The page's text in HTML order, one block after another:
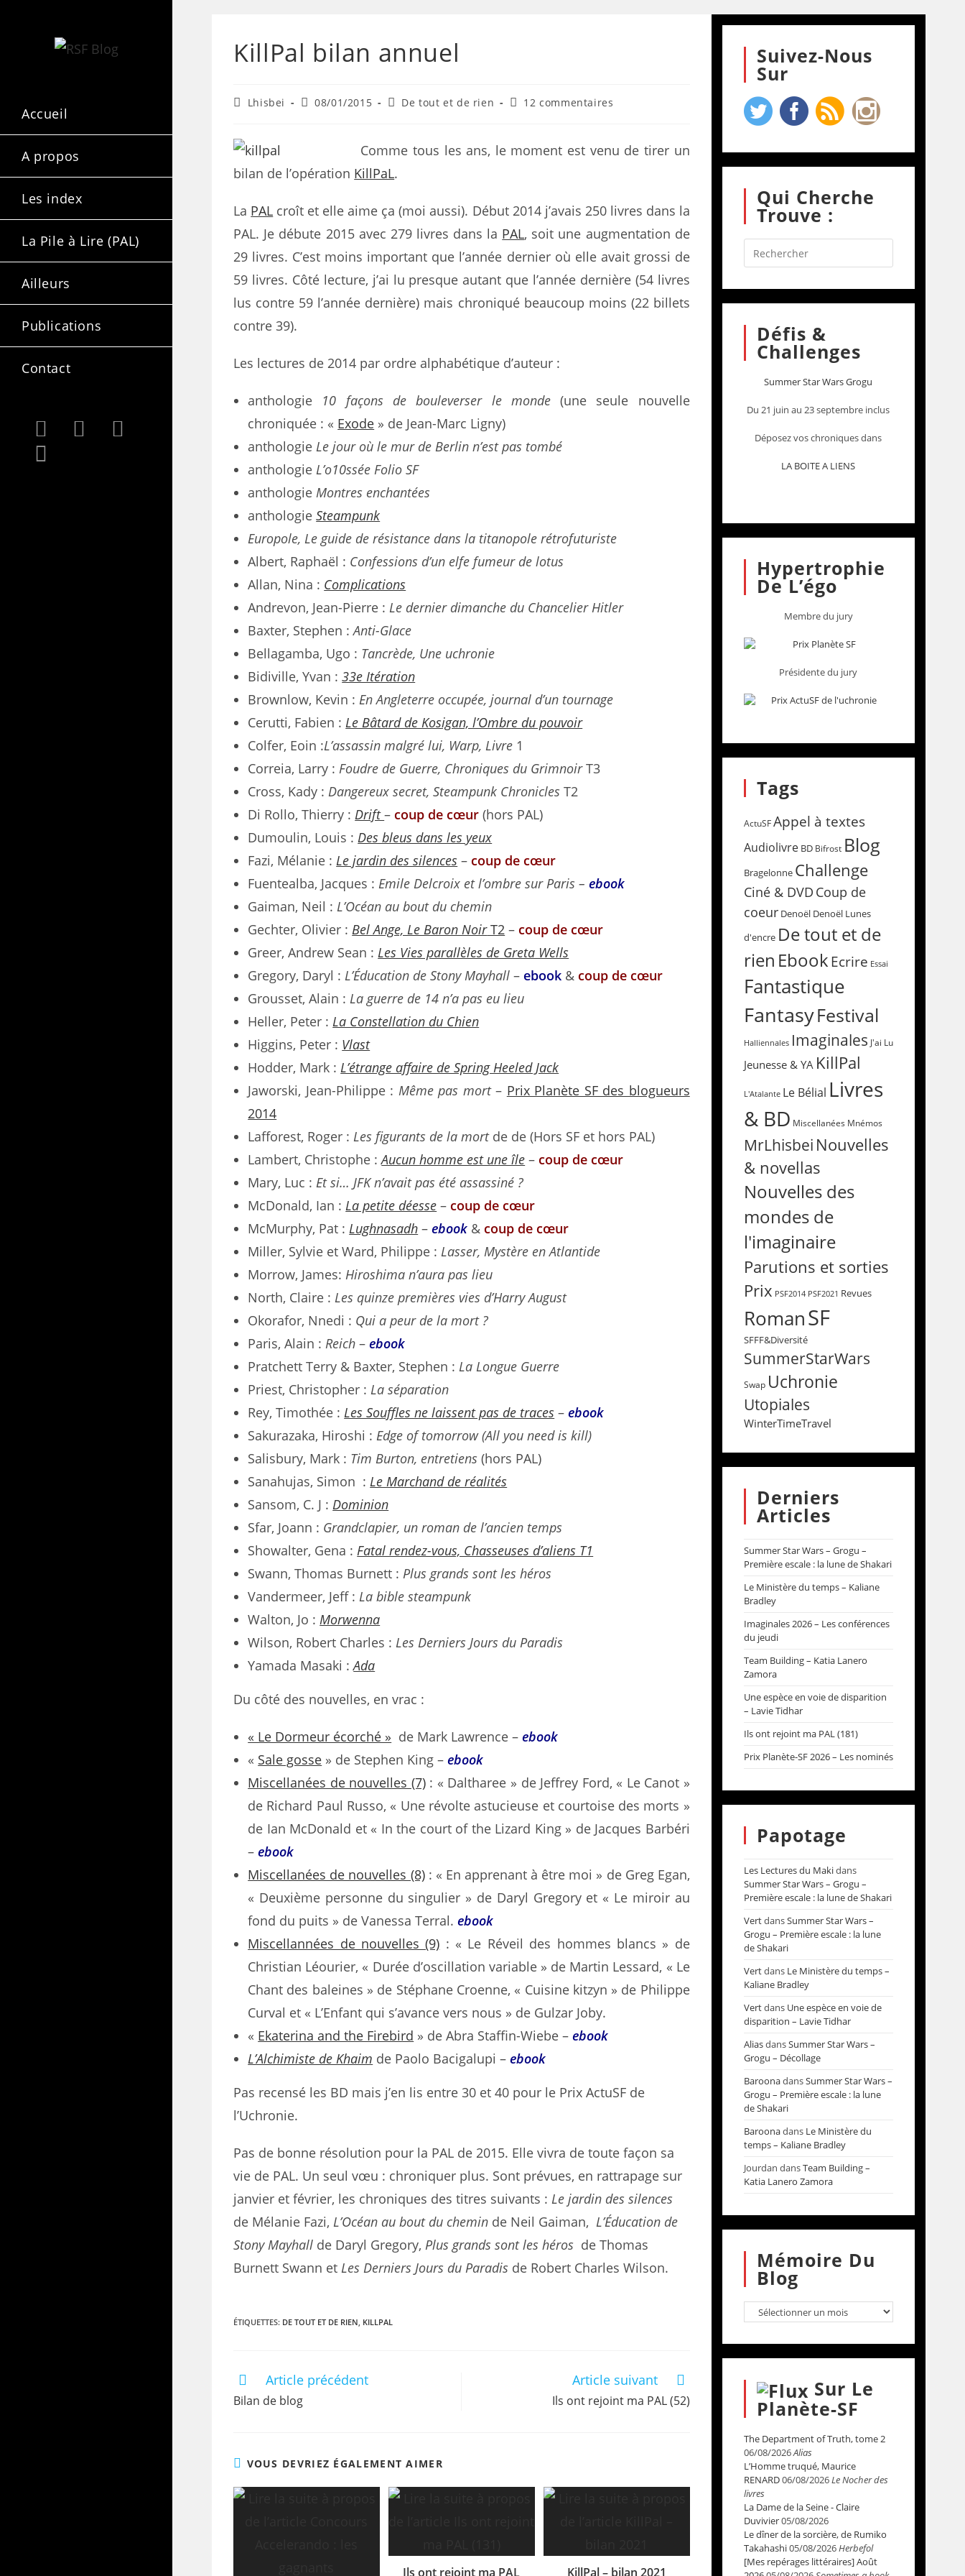
Accueil
A propos
Les index
La Pile à Lire (PAL)
Ailleurs
Publications
Contact
KillPal bilan annuel
Lhisbei 08/01/2015 De tout et de rien 12 commentaires
Comme tous les ans, le moment est venu de tirer un
bilan de l’opération KillPaL.
La PAL croît et elle aime ça (moi aussi). Début 2014 j’avais 250 livres dans la
PAL. Je débute 2015 avec 279 livres dans la PAL, soit une augmentation de
29 livres. C’est moins important que l’année dernier où elle avait grossi de
59 livres. Côté lecture, j’ai lu presque autant que l’année dernière (54 livres
lus contre 59 l’année dernière) mais chroniqué beaucoup moins (22 billets
contre 39).
Les lectures de 2014 par ordre alphabétique d’auteur :
anthologie 10 façons de bouleverser le monde(une seule nouvelle
chroniquée : « Exode » de Jean-Marc Ligny)
anthologieLe jour où le mur de Berlin n’est pas tombé
anthologieL’o10ssée Folio SF
anthologieMontres enchantées
anthologieSteampunk
Europole, Le guide de résistance dans la titanopole rétrofuturiste
Albert, Raphaël : Confessions d’un elfe fumeur de lotus
Allan, Nina : Complications
Andrevon, Jean-Pierre :Le dernier dimanche du Chancelier Hitler
Baxter, Stephen :Anti-Glace
Bellagamba, Ugo : Tancrède, Une uchronie
Bidiville, Yvan :33e Itération
Brownlow, Kevin :En Angleterre occupée, journal d’un tournage
Cerutti, Fabien :Le Bâtard de Kosigan, l’Ombre du pouvoir
Colfer, Eoin :L’assassin malgré lui, Warp, Livre 1
Correia, Larry :Foudre de Guerre, Chroniques du GrimnoirT3
Cross, Kady :Dangereux secret, Steampunk Chronicles T2
Di Rollo, Thierry :Drift– coup de cœur (hors PAL)
Dumoulin, Louis :Des bleus dans les yeux
Fazi, Mélanie :Le jardin des silences – coup de cœur
Fuentealba, Jacques :Emile Delcroix et l’ombre sur Paris –ebook
Gaiman, Neil :L’Océan au bout du chemin
Gechter, Olivier :Bel Ange, Le Baron NoirT2 – coup de cœur
Greer, Andrew Sean :Les Vies parallèles de Greta Wells
Gregory, Daryl :L’Éducation de Stony Mayhall– ebook & coup de cœur
Grousset, Alain :La guerre de 14 n’a pas eu lieu
Heller, Peter :La Constellation du Chien
Higgins, Peter : Vlast
Hodder, Mark :L’étrange affaire de Spring Heeled Jack
Jaworski, Jean-Philippe : Même pas mort– Prix Planète SF des blogueurs
2014
Lafforest, Roger :Les figurants de la mortde de (Hors SF et hors PAL)
Lambert, Christophe :Aucun homme est une île – coup de cœur
Mary, Luc :Et si… JFK n’avait pas été assassiné ?
McDonald, Ian :La petite déesse – coup de cœur
McMurphy, Pat :Lughnasadh –ebook & coup de cœur
Miller, Sylvie et Ward, Philippe :Lasser, Mystère en Atlantide
Morrow, James:Hiroshima n’aura pas lieu
North, Claire :Les quinze premières vies d’Harry August
Okorafor, Nnedi : Qui a peur de la mort ?
Paris, Alain :Reich –ebook
Pratchett Terry & Baxter, Stephen :La Longue Guerre
Priest, Christopher :La séparation
Rey, Timothée :Les Souffles ne laissent pas de traces –ebook
Sakurazaka, Hiroshi :Edge of tomorrow (All you need is kill)
Salisbury, Mark : Tim Burton, entretiens (hors PAL)
Sanahujas, Simon :Le Marchand de réalités
Sansom, C. J :Dominion
Sfar, Joann : Grandclapier, un roman de l’ancien temps
Showalter, Gena :Fatal rendez-vous, Chasseuses d’aliens T1
Swann, Thomas Burnett :Plus grands sont les héros
Vandermeer, Jeff :La bible steampunk
Walton, Jo :Morwenna
Wilson, Robert Charles :Les Derniers Jours du Paradis
Yamada Masaki :Ada
Du côté des nouvelles, en vrac :
« Le Dormeur écorché » de Mark Lawrence –ebook
« Sale gosse » de Stephen King –ebook
Miscellanées de nouvelles (7): « Daltharee » de Jeffrey Ford, « Le Canot »
de Richard Paul Russo, « Une révolte astucieuse et courtoise des morts »
de Ian McDonald et « In the court of the Lizard King » de Jacques Barbéri
–ebook
Miscellanées de nouvelles (8): « En apprenant à être moi » de Greg Egan,
« Deuxième personne du singulier » de Daryl Gregory et « Le miroir au
fond du puits » de Vanessa Terral.ebook
Miscellannées de nouvelles (9) : « Le Réveil des hommes blancs » de
Christian Léourier, « Durée d’oscillation variable » de Martin Lessard, « Le
Chant des baleines » de Stéphane Croenne, « Cuisine kitzyn » de Philippe
Curval et « L’Enfant qui s’avance vers nous » de Gulzar Joby.
« Ekaterina and the Firebird » de Abra Staffin-Wiebe –ebook
L’Alchimiste de Khaim de Paolo Bacigalupi –ebook
Pas recensé les BD mais j’en lis entre 30 et 40 pour le Prix ActuSF de
l’Uchronie.
Pas de bonne résolution pour la PAL de 2015. Elle vivra de toute façon sa
vie de PAL. Un seul vœu : chroniquer plus. Sont prévues, en rattrapage sur
janvier et février, les chroniques des titres suivants :Le jardin des silences
de Mélanie Fazi,L’Océan au bout du chemin de Neil Gaiman,L’Éducation de
Stony Mayhall de Daryl Gregory,Plus grands sont les héros de Thomas
Burnett Swann etLes Derniers Jours du Paradis de Robert Charles Wilson.
ÉTIQUETTES: DE TOUT ET DE RIEN, KILLPAL
Article précédent
Bilan de blog
Article suivant
Ils ont rejoint ma PAL (52)
VOUS DEVRIEZ ÉGALEMENT AIMER
Ils ont rejoint ma PAL KillPal – bilan 2021
Suivez-Nous
Sur
Qui Cherche
Trouve :
Défis &
Challenges
Summer Star Wars Grogu
Du 21 juin au 23 septembre inclus
Déposez vos chroniques dans
LA BOITE A LIENS
Hypertrophie
De L’égo
Membre du jury
Présidente du jury
Tags
ActuSF Appel à textes
Audiolivre BD Bifrost Blog
Bragelonne Challenge
Ciné & DVD Coup de
coeur Denoël Denoël Lunes
d'encre De tout et de
rien EbookEcrire Essai
Fantastique
FantasyFestival
Halliennales Imaginales J'ai Lu
Jeunesse & YA KillPal
L'Atalante Le Bélial Livres
& BD Miscellanées Mnémos
MrLhisbei Nouvelles
& novellas
Nouvelles des
mondes de
l'imaginaire
Parutions et sorties
Prix PSF2014 PSF2021 Revues
RomanSF
SFFF&Diversité
SummerStarWars
Swap Uchronie
Utopiales
WinterTimeTravel
Derniers
Articles
Summer Star Wars – Grogu –
Première escale : la lune de Shakari
Le Ministère du temps – Kaliane
Bradley
Imaginales 2026 – Les conférences
du jeudi
Team Building – Katia Lanero
Zamora
Une espèce en voie de disparition
– Lavie Tidhar
Ils ont rejoint ma PAL (181)
Prix Planète-SF 2026 – Les nominés
Papotage
Les Lectures du Makidans
Summer Star Wars – Grogu –
Première escale : la lune de Shakari
VertdansSummer Star Wars –
Grogu – Première escale : la lune
de Shakari
Vertdans Le Ministère du temps –
Kaliane Bradley
Vertdans Une espèce en voie de
disparition – Lavie Tidhar
AliasdansSummer Star Wars –
Grogu – Décollage
BaroonadansSummer Star Wars –
Grogu – Première escale : la lune
de Shakari
Baroonadans Le Ministère du
temps – Kaliane Bradley
Jourdan dansTeam Building –
Katia Lanero Zamora
Mémoire Du
Blog
Sur Le
Planète-SF
The Department of Truth, tome 2
06/08/2026Alias
L’Homme truqué, Maurice
RENARD06/08/2026Le Nocher des
livres
La Dame de la Seine - Claire
Duvivier05/08/2026
Le dîner de la sorcière, de Rumiko
Takahashi05/08/2026Herbefol
[Mes repérages littéraires] Août